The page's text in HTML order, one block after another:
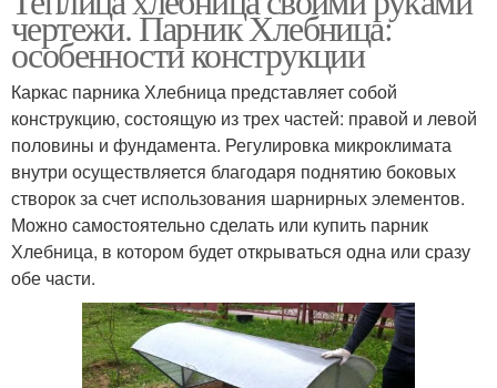
чертежи. Парник Хлебница:
особенности конструкции
Каркас парника Хлебница представляет собой
конструкцию, состоящую из трех частей: правой и левой
половины и фундамента. Регулировка микроклимата
внутри осуществляется благодаря поднятию боковых
створок за счет использования шарнирных элементов.
Можно самостоятельно сделать или купить парник
Хлебница, в котором будет открываться одна или сразу
обе части.